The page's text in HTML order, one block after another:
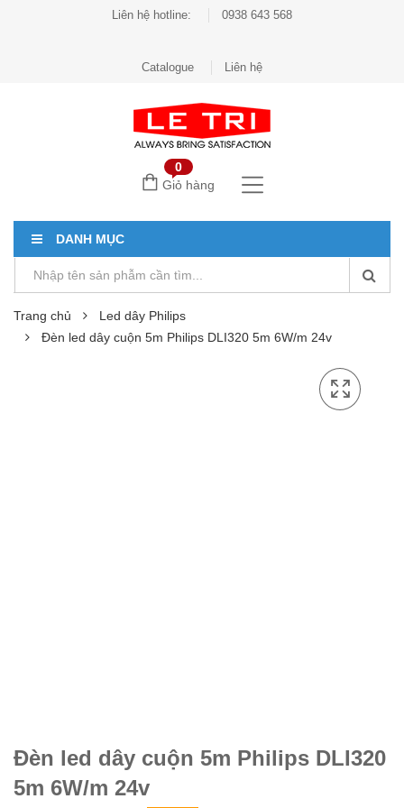
Liên hệ hotline: 0938 643 568
Catalogue Liên hệ
0
Giỏ hàng
DANH MỤC
Trang chủ
Led dây Philips
Đèn led dây cuộn 5m Philips DLI320 5m 6W/m 24v
Đèn led dây cuộn 5m Philips DLI320
5m 6W/m 24v